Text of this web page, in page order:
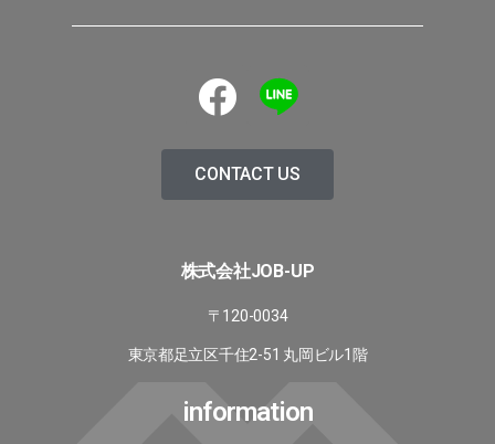
CONTACT US
株式会社JOB-UP
〒120-0034
東京都足立区千住2-51 丸岡ビル1階
information